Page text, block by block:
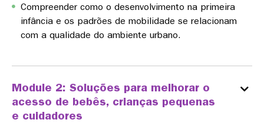
Compreender como o desenvolvimento na primeira
infância e os padrões de mobilidade se relacionam
com a qualidade do ambiente urbano.
Module 2: Soluções para melhorar o
acesso de bebês, crianças pequenas
e cuidadores